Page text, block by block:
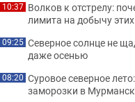
10:37 Волков к отстрелу:
лимита на добычу
09:25 Северное солнце не
даже осенью
08:20 Суровое северное
заморозки в